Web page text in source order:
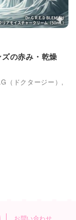
の赤み・乾燥
（ドクタージー） ,
お問い合わせ